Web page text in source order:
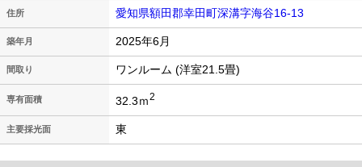
住所 愛知県額田郡幸田町深溝字海谷16-13
築年月 2025年6月
間取り ワンルーム (洋室21.5畳)
専有面積 32.3ｍ2
主要採光面 東